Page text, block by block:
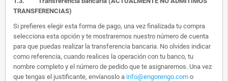
TRANSFERENCIAS)
Si prefieres elegir esta forma de pago, una vez finalizada tu compra
selecciona esta opción y te mostraremos nuestro número de cuenta
para que puedas realizar la transferencia bancaria. No olvides indicar
como referencia, cuando realices la operación con tu banco, tu
nombre completo y el número de pedido que te asignaremos. Una vez
que tengas el justificante, envíanoslo a info@engorengo.com o